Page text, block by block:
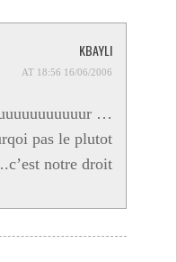
KBAYLI
16/06/2006 AT 18:56
…
pas le plutot
notre droit